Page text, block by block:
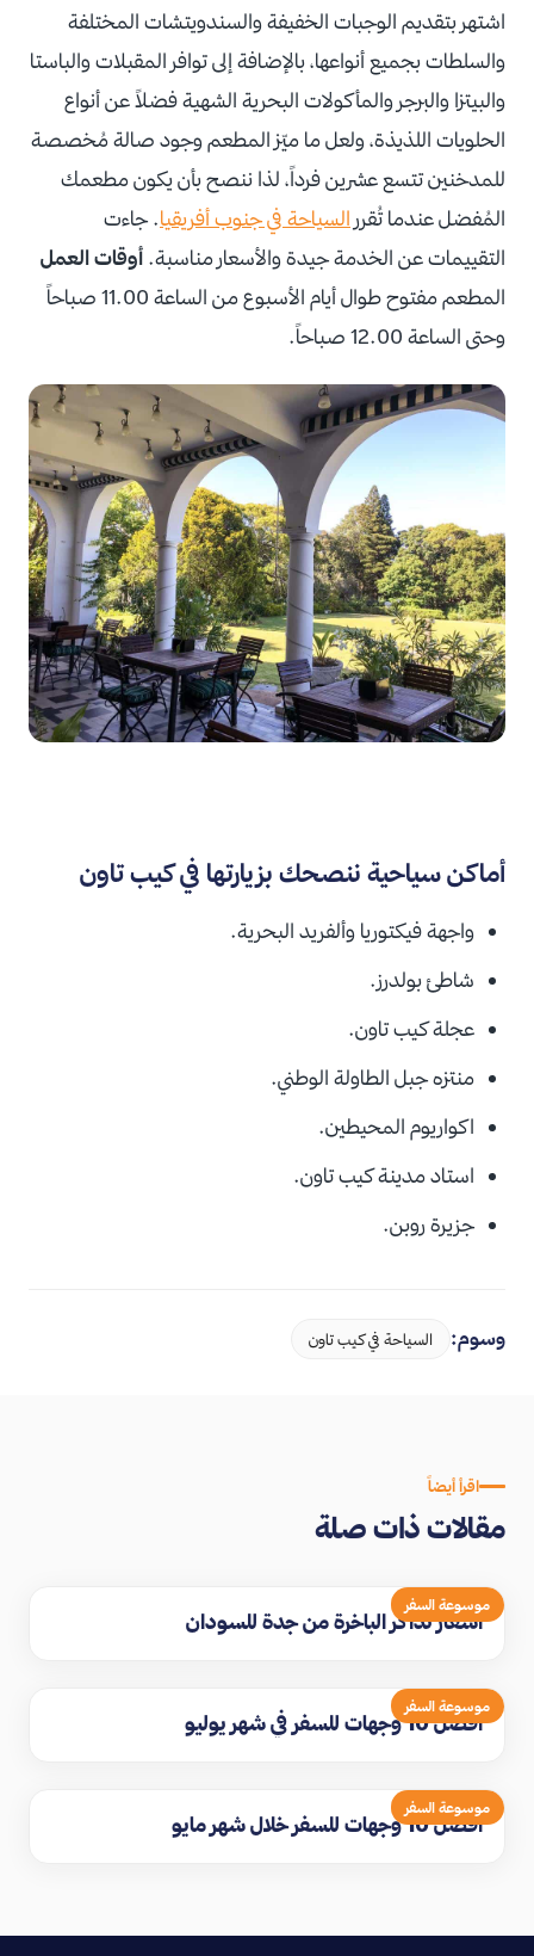
اشتهر بتقديم الوجبات الخفيفة والسندويتشات المختلفة
والسلطات بجميع أنواعها، بالإضافة إلى توافر المقبلات والباستا
والبيتزا والبرجر والمأكولات البحرية الشهية فضلاً عن أنواع
الحلويات اللذيذة، ولعل ما ميّز المطعم وجود صالة مُخصصة
للمدخنين تتسع عشرين فرداً، لذا ننصح بأن يكون مطعمك
المُفضل عندما تُقرر السياحة في جنوب أفريقيا. جاءت
التقييمات عن الخدمة جيدة والأسعار مناسبة. أوقات العمل
المطعم مفتوح طوال أيام الأسبوع من الساعة 11.00 صباحاً
وحتى الساعة 12.00 صباحاً.
أماكن سياحية ننصحك بزيارتها في كيب تاون
واجهة فيكتوريا وألفريد البحرية.
شاطئ بولدرز.
عجلة كيب تاون.
منتزه جبل الطاولة الوطني.
اكواريوم المحيطين.
استاد مدينة كيب تاون.
جزيرة روبن.
وسوم: السياحة في كيب تاون
اقرأ أيضاً
مقالات ذات صلة
موسوعة السفر
اسعار تذاكر الباخرة من جدة للسودان
موسوعة السفر
افضل 10 وجهات للسفر في شهر يوليو
موسوعة السفر
افضل 10 وجهات للسفر خلال شهر مايو